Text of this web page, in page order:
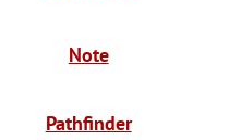
Note
Pathfinder